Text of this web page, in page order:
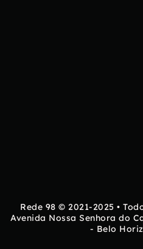
Rede 98 © 2021-2025 •
Avenida Nossa Senhora do
- Belo